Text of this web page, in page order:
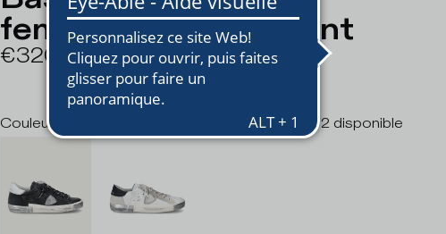
femme - noir et argent
€320
Couleurs 2 disponible